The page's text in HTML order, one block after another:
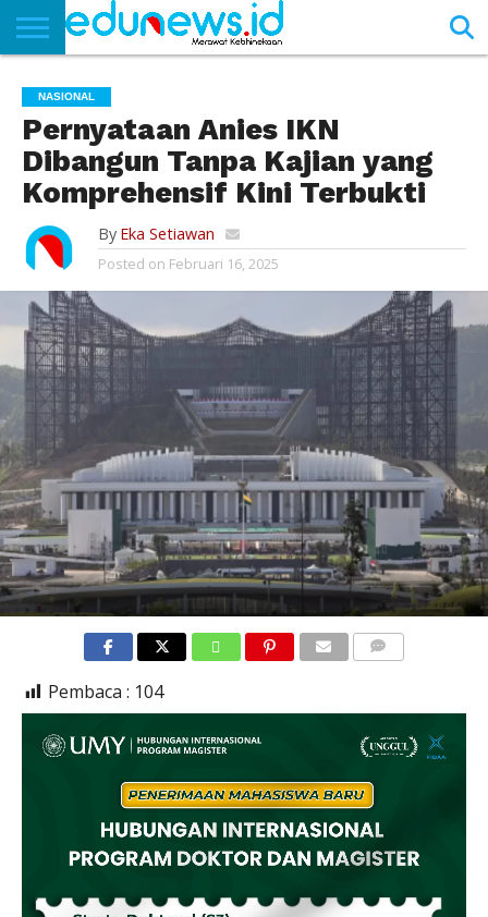
NEWS
EDUNEWS
LITERASI
PUSTAKA
SOSOK
TEKNO
KHASANAH
SASTRA
NASIONAL
Pernyataan Anies IKN
Dibangun Tanpa Kajian yang
Komprehensif Kini Terbukti
By Eka Setiawan
Posted on Februari 16, 2025
Pembaca : 104